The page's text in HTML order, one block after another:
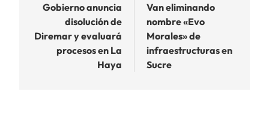
de
entradas
Gobierno anuncia
disolución de
Diremar y evaluará
procesos en La
Haya
Van eliminando
nombre «Evo
Morales» de
infraestructuras en
Sucre